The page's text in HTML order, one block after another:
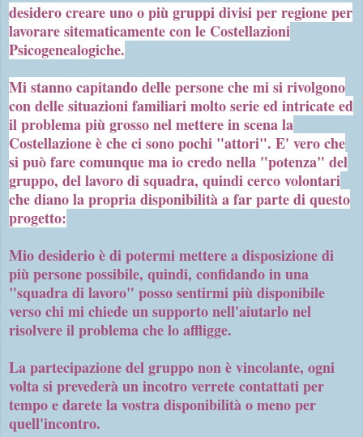
desidero creare uno o più gruppi divisi per regione per
lavorare sitematicamente con le Costellazioni
Psicogenealogiche.
Mi stanno capitando delle persone che mi si rivolgono
con delle situazioni familiari molto serie ed intricate ed
il problema più grosso nel mettere in scena la
Costellazione è che ci sono pochi "attori". E' vero che
si può fare comunque ma io credo nella "potenza" del
gruppo, del lavoro di squadra, quindi cerco volontari
che diano la propria disponibilità a far parte di questo
progetto:
Mio desiderio è di potermi mettere a disposizione di
più persone possibile, quindi, confidando in una
"squadra di lavoro" posso sentirmi più disponibile
verso chi mi chiede un supporto nell'aiutarlo nel
risolvere il problema che lo affligge.
La partecipazione del gruppo non è vincolante, ogni
volta si prevederà un incotro verrete contattati per
tempo e darete la vostra disponibilità o meno per
quell'incontro.